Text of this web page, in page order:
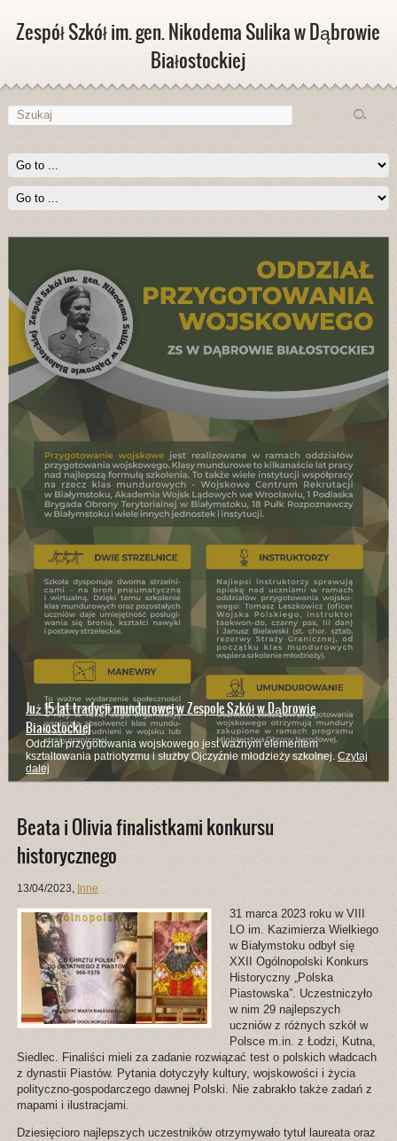
Zespół Szkół im. gen. Nikodema Sulika w Dąbrowie
Białostockiej
Już 15 lat tradycji mundurowej w Zespole Szkół w Dąbrowie
Białostockiej
Oddział przygotowania wojskowego jest ważnym elementem
kształtowania patriotyzmu i służby Ojczyźnie młodzieży szkolnej. Czytaj
dalej
Beata i Olivia finalistkami konkursu
historycznego
13/04/2023, Inne
31 marca 2023 roku w VIII
LO im. Kazimierza Wielkiego
w Białymstoku odbył się
XXII Ogólnopolski Konkurs
Historyczny „Polska
Piastowska”. Uczestniczyło
w nim 29 najlepszych
uczniów z różnych szkół w
Polsce m.in. z Łodzi, Kutna,
Siedlec. Finaliści mieli za zadanie rozwiązać test o polskich władcach
z dynastii Piastów. Pytania dotyczyły kultury, wojskowości i życia
polityczno-gospodarczego dawnej Polski. Nie zabrakło także zadań z
mapami i ilustracjami.
Dziesięcioro najlepszych uczestników otrzymywało tytuł laureata oraz